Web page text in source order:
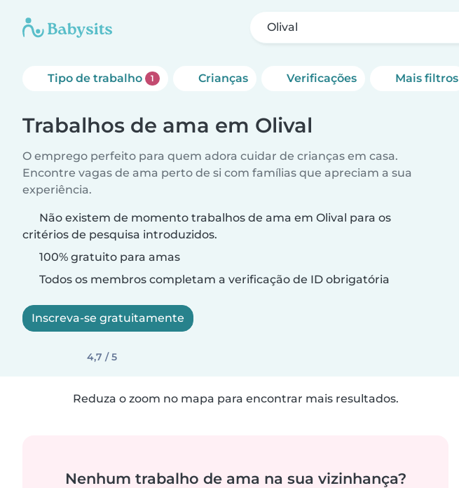
Olival
Tipo de trabalho 1 Crianças Verificações Mais filtros
Trabalhos de ama em Olival
O emprego perfeito para quem adora cuidar de crianças em casa.
Encontre vagas de ama perto de si com famílias que apreciam a sua
experiência.
Não existem de momento trabalhos de ama em Olival para os
critérios de pesquisa introduzidos.
100% gratuito para amas
Todos os membros completam a verificação de ID obrigatória
Inscreva-se gratuitamente
4,7 / 5
Reduza o zoom no mapa para encontrar mais resultados.
Nenhum trabalho de ama na sua vizinhança?